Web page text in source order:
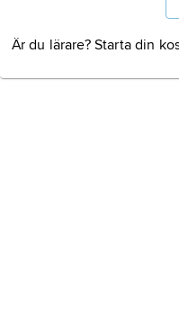
Är du lärare? Starta din